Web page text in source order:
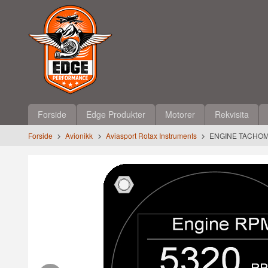
innholdet
Produkter
Forside Edge Produkter Motorer Rekvisita
Forside Avionikk Aviasport Rotax Instruments ENGINE